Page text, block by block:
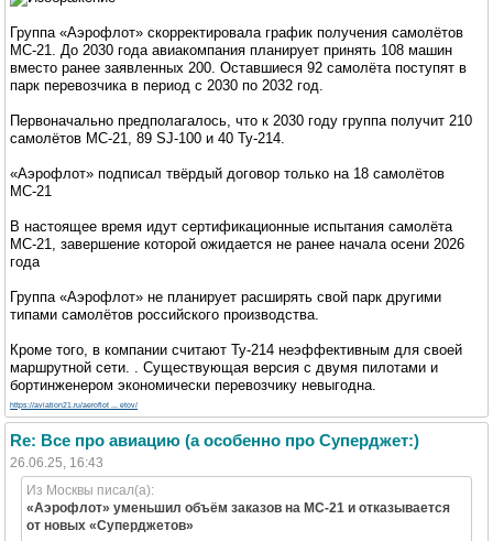
Группа «Аэрофлот» скорректировала график получения самолётов
МС-21. До 2030 года авиакомпания планирует принять 108 машин
вместо ранее заявленных 200. Оставшиеся 92 самолёта поступят в
парк перевозчика в период с 2030 по 2032 год.
Первоначально предполагалось, что к 2030 году группа получит 210
самолётов МС-21, 89 SJ-100 и 40 Ту-214.
«Аэрофлот» подписал твёрдый договор только на 18 самолётов
МС-21
В настоящее время идут сертификационные испытания самолёта
МС-21, завершение которой ожидается не ранее начала осени 2026
года
Группа «Аэрофлот» не планирует расширять свой парк другими
типами самолётов российского производства.
Кроме того, в компании считают Ту-214 неэффективным для своей
маршрутной сети. . Существующая версия с двумя пилотами и
бортинженером экономически перевозчику невыгодна.
https://aviation21.ru/aeroflot ... etov/
Re: Все про авиацию (а особенно про Суперджет:)
26.06.25, 16:43
Из Москвы писал(а):
«Аэрофлот» уменьшил объём заказов на МС-21 и отказывается
от новых «Суперджетов»